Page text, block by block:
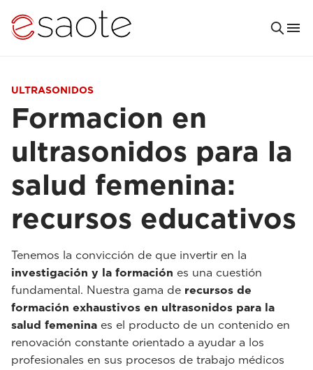
ULTRASONIDOS
Formacion en
ultrasonidos para la
salud femenina:
recursos educativos
Tenemos la convicción de que invertir en la
investigación y la formación es una cuestión
fundamental. Nuestra gama de recursos de
formación exhaustivos en ultrasonidos para la
salud femenina es el producto de un contenido en
renovación constante orientado a ayudar a los
profesionales en sus procesos de trabajo médicos